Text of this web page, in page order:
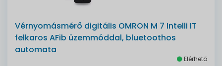
Vérnyomásmérő digitális OMRON M 7 Intelli IT
felkaros AFib üzemmóddal, bluetoothos
automata
Elérhető